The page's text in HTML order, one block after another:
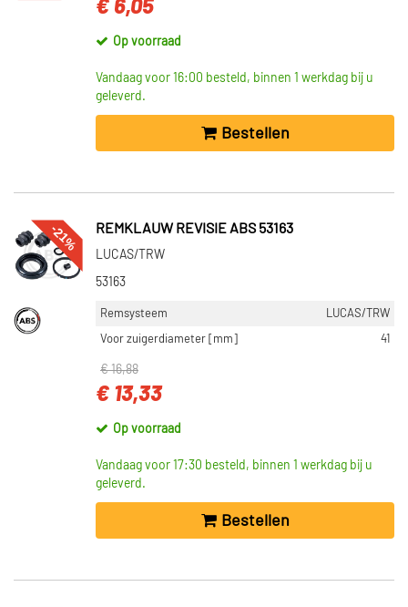
€ 6,05
Op voorraad
Vandaag voor 16:00 besteld, binnen 1 werkdag bij u
geleverd.
Bestellen
-21% REMKLAUW REVISIE ABS 53163
LUCAS/TRW
53163
Remsysteem
LUCAS/TRW
Voor zuigerdiameter [mm]
41
€ 16,88
€ 13,33
Op voorraad
Vandaag voor 17:30 besteld, binnen 1 werkdag bij u
geleverd.
Bestellen